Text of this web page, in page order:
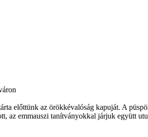
előttünk az örökkévalóság kapuját. A
az emmauszi tanítványokkal járjuk együtt